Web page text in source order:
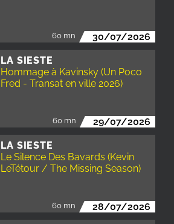
60 mn 30/07/2026
LA SIESTE
Hommage à Kavinsky (Un Poco
Fred - Transat en ville 2026)
60 mn 29/07/2026
LA SIESTE
Le Silence Des Bavards (Kevin
LeTétour / The Missing Season)
60 mn 28/07/2026